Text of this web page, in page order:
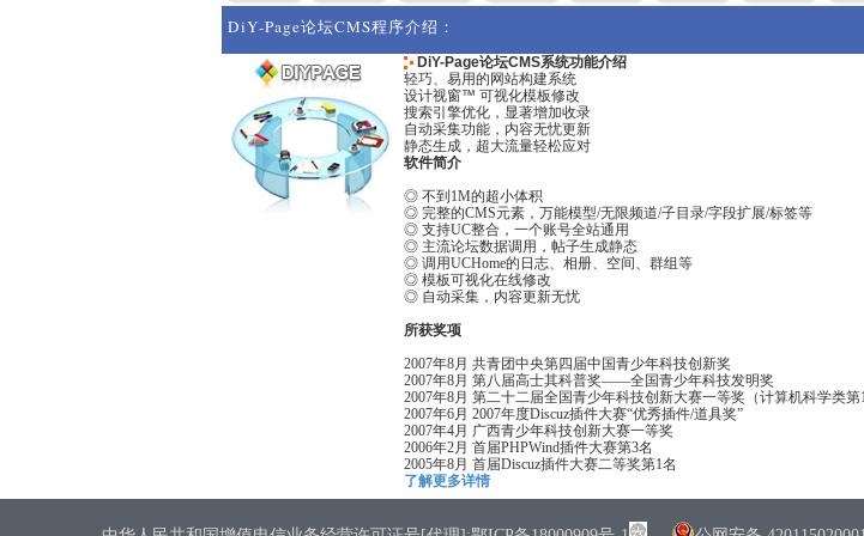
DiY-Page论坛CMS程序介绍：
DiY-Page论坛CMS系统功能介绍
轻巧、易用的网站构建系统
设计视窗™ 可视化模板修改
搜索引擎优化，显著增加收录
自动采集功能，内容无忧更新
静态生成，超大流量轻松应对
软件简介
◎ 不到1M的超小体积
◎ 完整的CMS元素，万能模型/无限频道/子目录/字段扩展/标签等
◎ 支持UC整合，一个账号全站通用
◎ 主流论坛数据调用，帖子生成静态
◎ 调用UCHome的日志、相册、空间、群组等
◎ 模板可视化在线修改
◎ 自动采集，内容更新无忧
所获奖项
2007年8月 共青团中央第四届中国青少年科技创新奖
2007年8月 第八届高士其科普奖——全国青少年科技发明奖
2007年8月 第二十二届全国青少年科技创新大赛一等奖（计算机科学类第1
2007年6月 2007年度Discuz插件大赛“优秀插件/道具奖”
2007年4月 广西青少年科技创新大赛一等奖
2006年2月 首届PHPWind插件大赛第3名
2005年8月 首届Discuz插件大赛二等奖第1名
了解更多详情